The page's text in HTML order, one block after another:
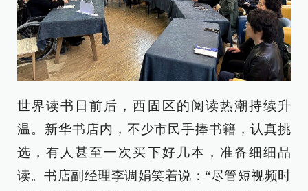
世界读书日前后，西固区的阅读热潮持续升
温。新华书店内，不少市民手捧书籍，认真挑
选，有人甚至一次买下好几本，准备细细品
读。书店副经理李调娟笑着说：“尽管短视频时